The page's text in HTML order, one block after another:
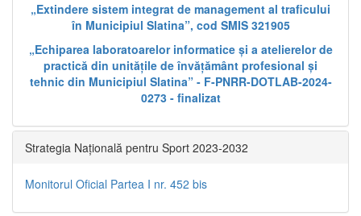
„Extindere sistem integrat de management al traficului
în Municipiul Slatina”, cod SMIS 321905
„Echiparea laboratoarelor informatice și a atelierelor de
practică din unitățile de învățământ profesional și
tehnic din Municipiul Slatina” - F-PNRR-DOTLAB-2024-
0273 - finalizat
Strategia Națională pentru Sport 2023-2032
Monitorul Oficial Partea I nr. 452 bis